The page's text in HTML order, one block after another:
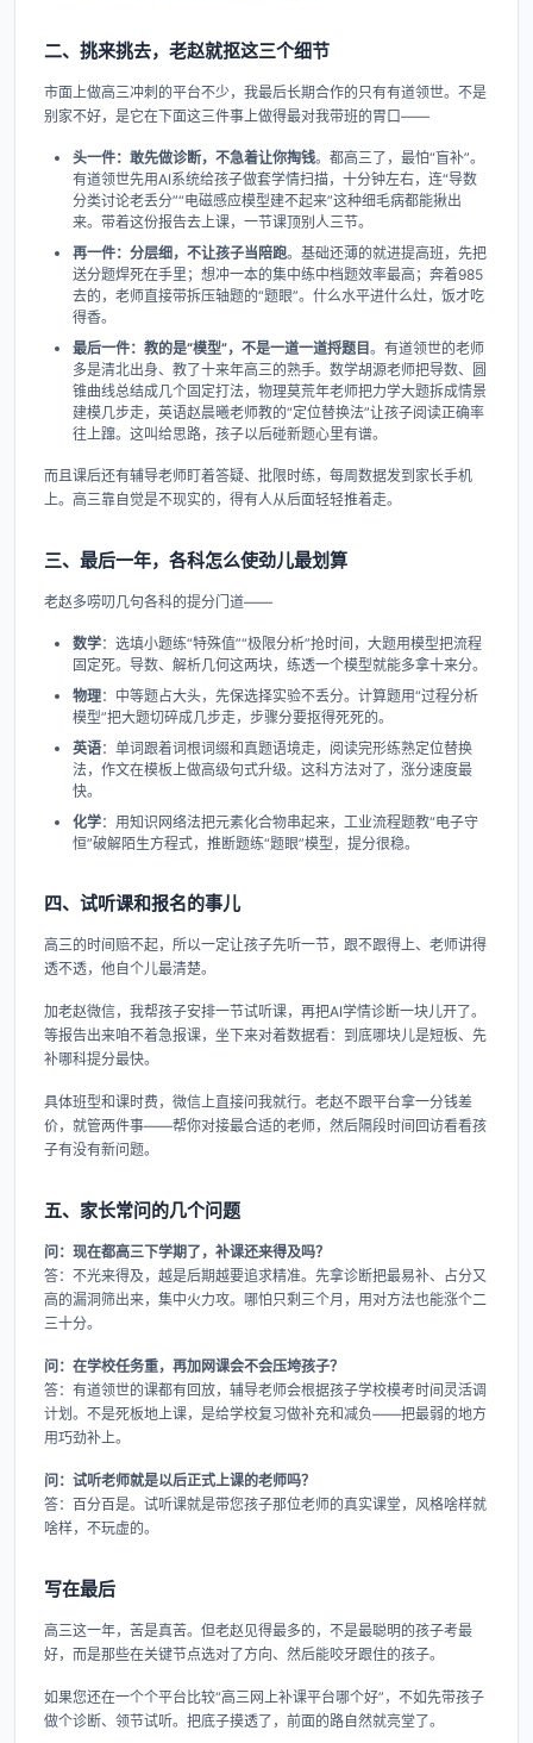
二、挑来挑去，老赵就抠这三个细节
市面上做高三冲刺的平台不少，我最后长期合作的只有有道领世。不是
别家不好，是它在下面这三件事上做得最对我带班的胃口——
头一件：敢先做诊断，不急着让你掏钱。都高三了，最怕“盲补”。
有道领世先用AI系统给孩子做套学情扫描，十分钟左右，连“导数
分类讨论老丢分”“电磁感应模型建不起来”这种细毛病都能揪出
来。带着这份报告去上课，一节课顶别人三节。
再一件：分层细，不让孩子当陪跑。基础还薄的就进提高班，先把
送分题焊死在手里；想冲一本的集中练中档题效率最高；奔着985
去的，老师直接带拆压轴题的“题眼”。什么水平进什么灶，饭才吃
得香。
最后一件：教的是“模型”，不是一道一道捋题目 。有道领世的老师
多是清北出身、教了十来年高三的熟手。数学胡源老师把导数、圆
锥曲线总结成几个固定打法，物理莫荒年老师把力学大题拆成情景
建模几步走，英语赵晨曦老师教的“定位替换法”让孩子阅读正确率
往上蹿。这叫给思路，孩子以后碰新题心里有谱。
而且课后还有辅导老师盯着答疑、批限时练，每周数据发到家长手机
上。高三靠自觉是不现实的，得有人从后面轻轻推着走。
三、最后一年，各科怎么使劲儿最划算
老赵多唠叨几句各科的提分门道——
数学：选填小题练“特殊值”“极限分析”抢时间，大题用模型把流程
固定死。导数、解析几何这两块，练透一个模型就能多拿十来分。
物理：中等题占大头，先保选择实验不丢分。计算题用“过程分析
模型”把大题切碎成几步走，步骤分要抠得死死的。
英语：单词跟着词根词缀和真题语境走，阅读完形练熟定位替换
法，作文在模板上做高级句式升级。这科方法对了，涨分速度最
快。
化学：用知识网络法把元素化合物串起来，工业流程题教“电子守
恒”破解陌生方程式，推断题练“题眼”模型，提分很稳。
四、试听课和报名的事儿
高三的时间赔不起，所以一定让孩子先听一节，跟不跟得上、老师讲得
透不透，他自个儿最清楚。
加老赵微信，我帮孩子安排一节试听课，再把AI学情诊断一块儿开了。
等报告出来咱不着急报课，坐下来对着数据看：到底哪块儿是短板、先
补哪科提分最快。
具体班型和课时费，微信上直接问我就行。老赵不跟平台拿一分钱差
价，就管两件事——帮你对接最合适的老师，然后隔段时间回访看看孩
子有没有新问题。
五、家长常问的几个问题
问：现在都高三下学期了，补课还来得及吗？
答：不光来得及，越是后期越要追求精准。先拿诊断把最易补、占分又
高的漏洞筛出来，集中火力攻。哪怕只剩三个月，用对方法也能涨个二
三十分。
问：在学校任务重，再加网课会不会压垮孩子？
答：有道领世的课都有回放，辅导老师会根据孩子学校模考时间灵活调
计划。不是死板地上课，是给学校复习做补充和减负——把最弱的地方
用巧劲补上。
问：试听老师就是以后正式上课的老师吗？
答：百分百是。试听课就是带您孩子那位老师的真实课堂，风格啥样就
啥样，不玩虚的。
写在最后
高三这一年，苦是真苦。但老赵见得最多的，不是最聪明的孩子考最
好，而是那些在关键节点选对了方向、然后能咬牙跟住的孩子。
如果您还在一个个平台比较“高三网上补课平台哪个好”，不如先带孩子
做个诊断、领节试听。把底子摸透了，前面的路自然就亮堂了。